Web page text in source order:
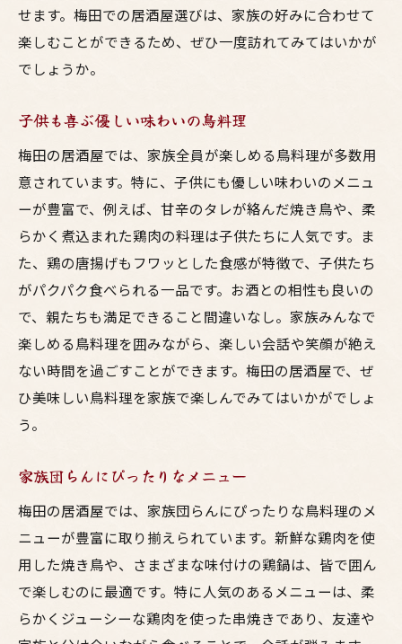
せます。梅田での居酒屋選びは、家族の好みに合わせて
楽しむことができるため、ぜひ一度訪れてみてはいかが
でしょうか。
子供も喜ぶ優しい味わいの鳥料理
梅田の居酒屋では、家族全員が楽しめる鳥料理が多数用
意されています。特に、子供にも優しい味わいのメニュ
ーが豊富で、例えば、甘辛のタレが絡んだ焼き鳥や、柔
らかく煮込まれた鶏肉の料理は子供たちに人気です。ま
た、鶏の唐揚げもフワッとした食感が特徴で、子供たち
がパクパク食べられる一品です。お酒との相性も良いの
で、親たちも満足できること間違いなし。家族みんなで
楽しめる鳥料理を囲みながら、楽しい会話や笑顔が絶え
ない時間を過ごすことができます。梅田の居酒屋で、ぜ
ひ美味しい鳥料理を家族で楽しんでみてはいかがでしょ
う。
家族団らんにぴったりなメニュー
梅田の居酒屋では、家族団らんにぴったりな鳥料理のメ
ニューが豊富に取り揃えられています。新鮮な鶏肉を使
用した焼き鳥や、さまざまな味付けの鶏鍋は、皆で囲ん
で楽しむのに最適です。特に人気のあるメニューは、柔
らかくジューシーな鶏肉を使った串焼きであり、友達や